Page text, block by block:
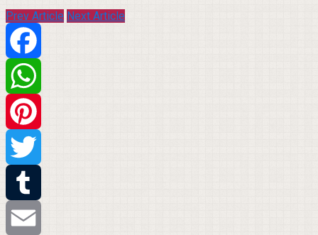
Prev Article Next Article
Facebook
WhatsApp
Pinterest
Twitter
Tumblr